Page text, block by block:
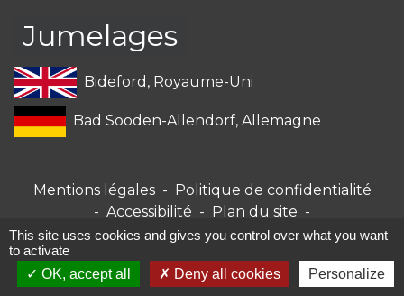
Jumelages
Bideford, Royaume-Uni
Bad Sooden-Allendorf, Allemagne
Mentions légales - Politique de confidentialité
- Accessibilité - Plan du site -
Gestion des cookies
Site créé en partenariat avec Réseau des Communes
This site uses cookies and gives you control over what you want
to activate
OK, accept all
Deny all cookies Personalize